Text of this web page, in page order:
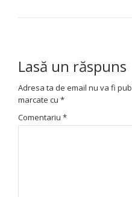
Lasă un răspuns
Adresa ta de email nu va fi
marcate cu *
Comentariu *